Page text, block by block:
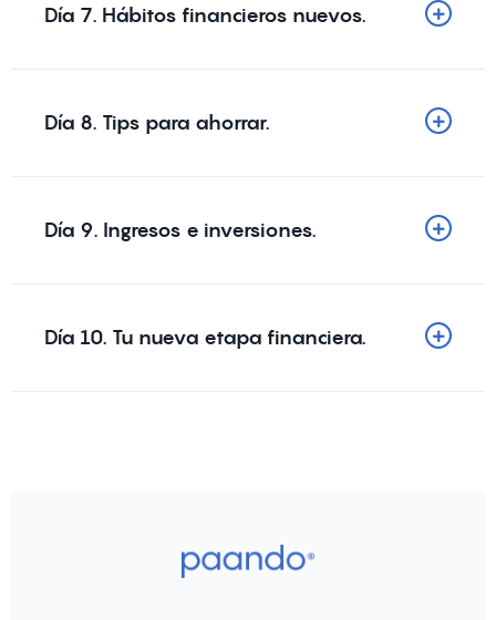
Día 7. Hábitos financieros nuevos.
Día 8. Tips para ahorrar.
Día 9. Ingresos e inversiones.
Día 10. Tu nueva etapa financiera.